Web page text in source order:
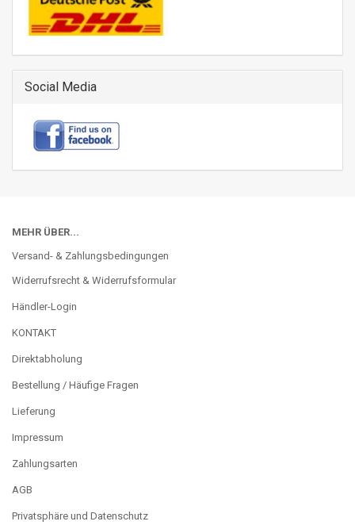
Social Media
MEHR ÜBER...
Versand- & Zahlungsbedingungen
Widerrufsrecht & Widerrufsformular
Händler-Login
KONTAKT
Direktabholung
Bestellung / Häufige Fragen
Lieferung
Impressum
Zahlungsarten
AGB
Privatsphäre und Datenschutz